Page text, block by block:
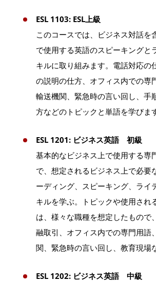
ESL 1103: ESL上級
このコースでは、ビジネス対話を
で使用する英語のスピーキングと
キルに取り組みます。電話対応の
の説明の仕方、オフィス内での専
輸送機関、緊急時の言い回し、手
方などのトピックと単語を学びます
ESL 1201: ビジネス英語 初級
基本的なビジネス上で使用する専
で、想定されるビジネス上で必要
ーディング、スピーキング、ライ
キルを学ぶ。トピックや使用され
は、様々な職種を想定したもので
融取引、オフィス内での専門用語
関、緊急時の言い回し、教育現場
ESL 1202: ビジネス英語 中級